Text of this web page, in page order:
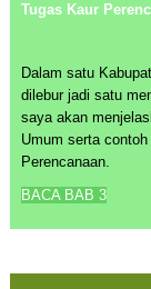
Tugas Kaur
Dalam satu
dilebur jadi satu
saya akan
Umum serta
Perencanaan.
BACA BAB 3